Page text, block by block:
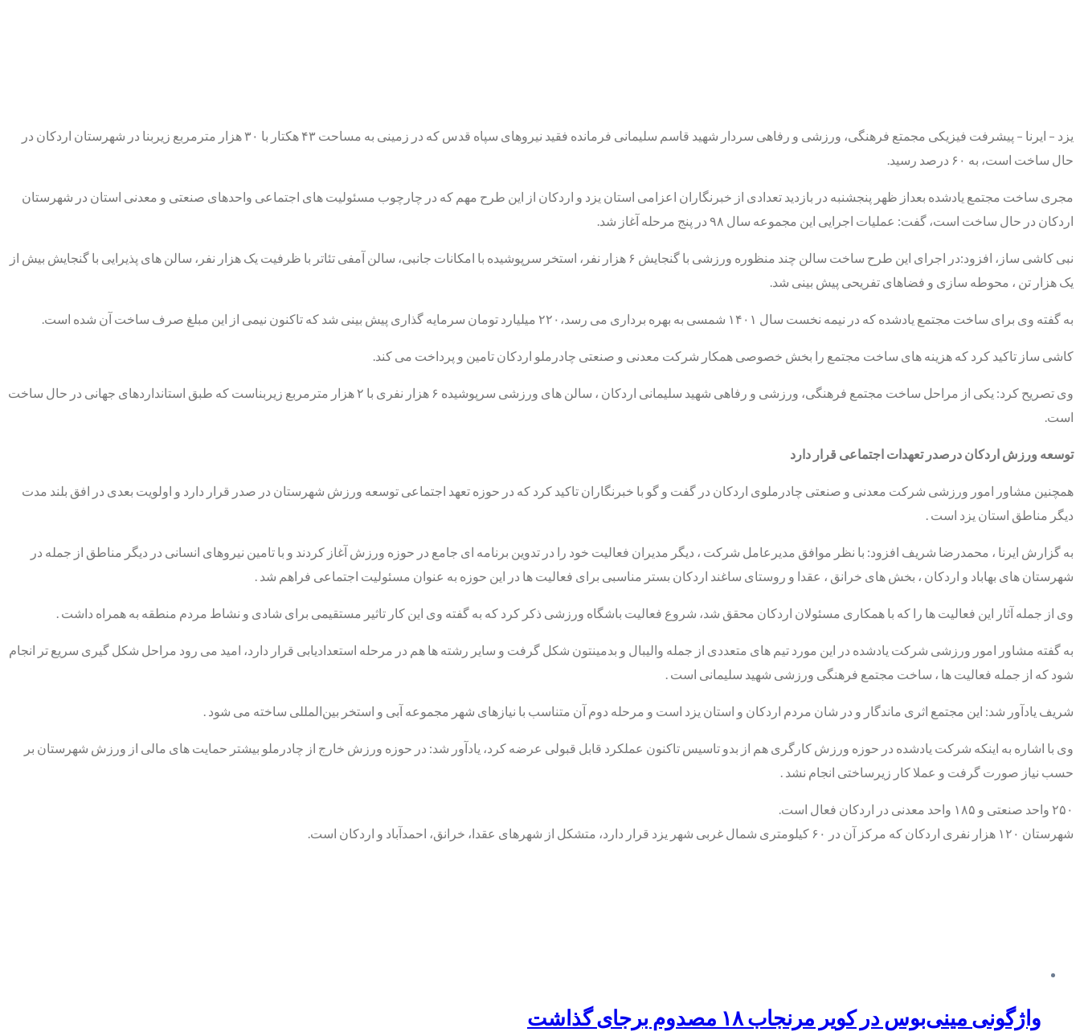
یزد – ایرنا – پیشرفت فیزیکی مجمتع فرهنگی، ورزشی و رفاهی سردار شهید قاسم سلیمانی فرمانده فقید نیروهای سپاه قدس که در زمینی به مساحت ۴۳ هکتار با ۳۰ هزار مترمربع زیربنا در شهرستان اردکان در
حال ساخت است، به ۶۰ درصد رسید.
مجری ساخت مجتمع یادشده بعداز ظهر پنجشنبه در بازدید تعدادی از خبرنگاران اعزامی استان یزد و اردکان از این طرح مهم که در چارچوب مسئولیت های اجتماعی واحدهای صنعتی و معدنی استان در شهرستان
اردکان در حال ساخت است، گفت: عملیات اجرایی این مجموعه سال ۹۸ در پنج مرحله آغاز شد.
نبی کاشی ساز، افزود:در اجرای این طرح ساخت سالن چند منظوره ورزشی با گنجایش ۶ هزار نفر، استخر سرپوشیده با امکانات جانبی، سالن آمفی تئاتر با ظرفیت یک هزار نفر، سالن های پذیرایی با گنجایش بیش از
یک هزار تن ، محوطه سازی و فضاهای تفریحی پیش بینی شد.
به گفته وی برای ساخت مجتمع یادشده که در نیمه نخست سال ۱۴۰۱ شمسی به بهره برداری می رسد،۲۲۰ میلیارد تومان سرمایه گذاری پیش بینی شد که تاکنون نیمی از این مبلغ صرف ساخت آن شده است.
کاشی ساز تاکید کرد که هزینه های ساخت مجتمع را بخش خصوصی همکار شرکت معدنی و صنعتی چادرملو اردکان تامین و پرداخت می کند.
وی تصریح کرد: یکی از مراحل ساخت مجتمع فرهنگی، ورزشی و رفاهی شهید سلیمانی اردکان ، سالن های ورزشی سرپوشیده ۶ هزار نفری با ۲ هزار مترمربع زیربناست که طبق استانداردهای جهانی در حال ساخت
است.
توسعه ورزش اردکان درصدر تعهدات اجتماعی قرار دارد
همچنین مشاور امور ورزشی شرکت معدنی و صنعتی چادرملوی اردکان در گفت و گو با خبرنگاران تاکید کرد که در حوزه تعهد اجتماعی توسعه ورزش شهرستان در صدر قرار دارد و اولویت بعدی در افق بلند مدت
دیگر مناطق استان یزد است .
به گزارش ایرنا ، محمدرضا شریف افزود: با نظر موافق مدیرعامل شرکت ، دیگر مدیران فعالیت خود را در تدوین برنامه ای جامع در حوزه ورزش آغاز کردند و با تامین نیروهای انسانی در دیگر مناطق از جمله در
شهرستان های بهاباد و اردکان ، بخش های خرانق ، عقدا و روستای ساغند اردکان بستر مناسبی برای فعالیت ها در این حوزه به عنوان مسئولیت اجتماعی فراهم شد .
وی از جمله آثار این فعالیت ها را که با همکاری مسئولان اردکان محقق شد، شروع فعالیت باشگاه ورزشی ذکر کرد که به گفته وی این کار تاثیر مستقیمی برای شادی و نشاط مردم منطقه به همراه داشت .
به گفته مشاور امور ورزشی شرکت یادشده در این مورد تیم های متعددی از جمله والیبال و بدمینتون شکل گرفت و سایر رشته ها هم در مرحله استعدادیابی قرار دارد، امید می رود مراحل شکل گیری سریع تر انجام
شود که از جمله فعالیت ها ، ساخت مجتمع فرهنگی ورزشی شهید سلیمانی است .
شریف یادآور شد: این مجتمع اثری ماندگار و در شان مردم اردکان و استان یزد است و مرحله دوم آن متناسب با نیازهای شهر مجموعه آبی و استخر بین‌المللی ساخته می شود .
وی با اشاره به اینکه شرکت یادشده در حوزه ورزش کارگری هم از بدو تاسیس تاکنون عملکرد قابل قبولی عرضه کرد، یادآور شد: در حوزه ورزش خارج از چادرملو بیشتر حمایت های مالی از ورزش شهرستان بر
حسب نیاز صورت گرفت و عملا کار زیرساختی انجام نشد .
۲۵۰ واحد صنعتی و ۱۸۵ واحد معدنی در اردکان فعال است.
شهرستان ۱۲۰ هزار نفری اردکان که مرکز آن در ۶۰ کیلومتری شمال غربی شهر یزد قرار دارد، متشکل از شهرهای عقدا، خرانق، احمدآباد و اردکان است.
واژگونی مینی‌بوس در کویر مرنجاب ۱۸ مصدوم برجای گذاشت